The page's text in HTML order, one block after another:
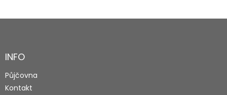
Z
aINFO
Půjčovna
Kontakt